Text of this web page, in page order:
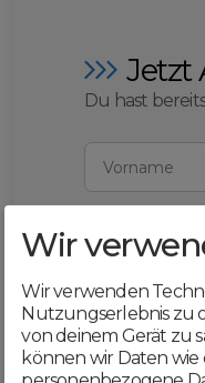
Jetzt
Du hast
Vorname
E-Mail
Mit deiner
dass du die
Wir
Wir verwenden
Nutzungserlebnis zu
von deinem Gerät zu
können wir Daten